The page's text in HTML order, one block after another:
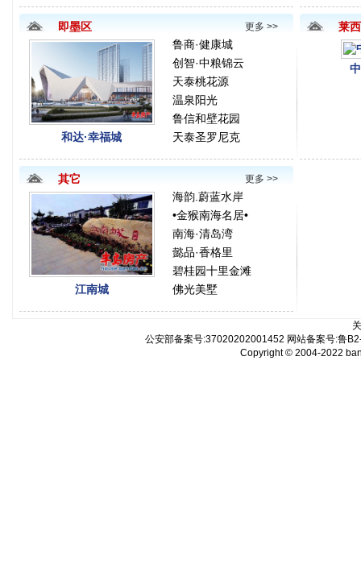
即墨区 更多 >>
和达·幸福城
鲁商·健康城
创智·中粮锦云
天泰桃花源
温泉阳光
鲁信和壁花园
天泰圣罗尼克
莱
其它 更多 >>
江南城
海韵.蔚蓝水岸
•金猴南海名居•
南海·清岛湾
懿品·香格里
碧桂园十里金滩
佛光美墅
公安部备案号:37020202001452 网站备案号:鲁
Copyright © 2004-2022